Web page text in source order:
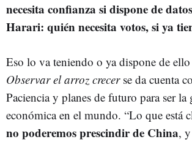
necesita confianza si dispone de
Harari: quién necesita votos, si ya
Eso lo va teniendo o ya dispone de
Observar el arroz crecer se da cuenta
Paciencia y planes de futuro para ser la
económica en el mundo. “Lo que está
no poderemos prescindir de China,